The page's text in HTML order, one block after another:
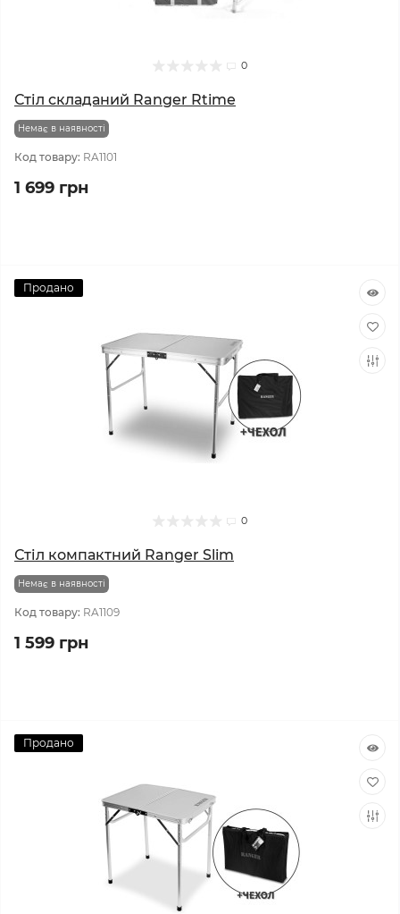
0
Стіл складаний Ranger Rtime
Немає в наявності
Код товару: RA1101
1 699 грн
Продано
0
Стіл компактний Ranger Slim
Немає в наявності
Код товару: RA1109
1 599 грн
Продано